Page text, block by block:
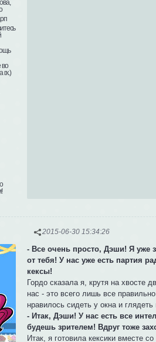
2015-06-30 15:34:26
- Все очень просто, Дэши! Я уже
от тебя! У нас уже есть партия
кексы!
Гордо сказала я, крутя на хвосте
нас - это всего лишь все
нравилось сидеть у окна и
- Итак, Дэши! У нас есть все
будешь зрителем! Вдруг тоже
Итак, я готовила кексики вместе